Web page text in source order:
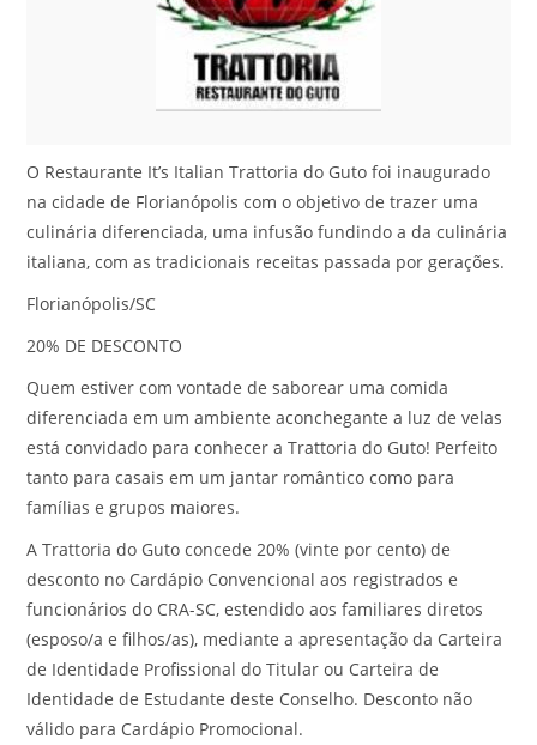
O Restaurante It’s Italian Trattoria do Guto foi inaugurado
na cidade de Florianópolis com o objetivo de trazer uma
culinária diferenciada, uma infusão fundindo a da culinária
italiana, com as tradicionais receitas passada por gerações.
Florianópolis/SC
20% DE DESCONTO
Quem estiver com vontade de saborear uma comida
diferenciada em um ambiente aconchegante a luz de velas
está convidado para conhecer a Trattoria do Guto! Perfeito
tanto para casais em um jantar romântico como para
famílias e grupos maiores.
A Trattoria do Guto concede 20% (vinte por cento) de
desconto no Cardápio Convencional aos registrados e
funcionários do CRA-SC, estendido aos familiares diretos
(esposo/a e filhos/as), mediante a apresentação da Carteira
de Identidade Profissional do Titular ou Carteira de
Identidade de Estudante deste Conselho. Desconto não
válido para Cardápio Promocional.